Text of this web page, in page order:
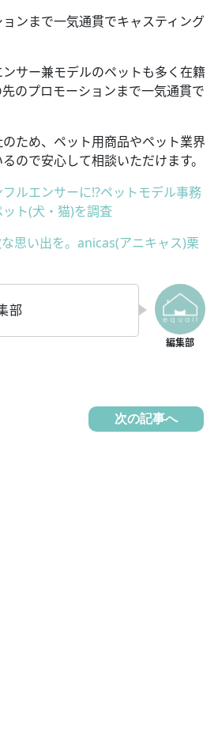
ンまで一気通貫でキャスティング
サー兼モデルのペットも多く在籍
のプロモーションまで一気通貫で
ため、ペット用商品やペット業界
ので安心して相談いただけます。
ルエンサーに!?ペットモデル事務
ト(犬・猫)を調査
思い出を。anicas(アニキャス)栗
部
次の記事へ